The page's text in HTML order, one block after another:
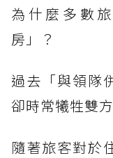
為什麼多數
房」？
過去「與領隊
卻時常犧牲雙
隨著旅客對於